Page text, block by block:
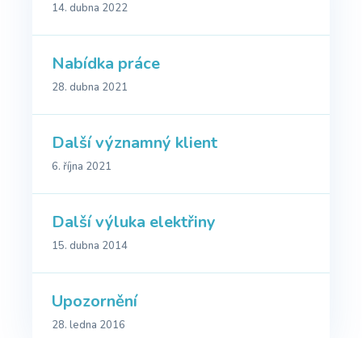
14. dubna 2022
Nabídka práce
28. dubna 2021
Další významný klient
6. října 2021
Další výluka elektřiny
15. dubna 2014
Upozornění
28. ledna 2016